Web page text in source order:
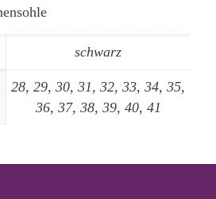
schwarz
28, 29, 30, 31, 32, 33, 34, 35,
36, 37, 38, 39, 40, 41